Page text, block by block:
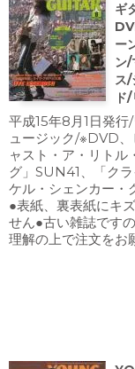
ギ
ー
ン/
ス/
ド
平成15年8月1日発行
ュージック/※DVD
ャスト・ア・リトル
グ」SUN41、「ク
ケル・シェンカー・
●表紙、裏表紙にキ
せん●古い雑誌です
理解の上で注文をお